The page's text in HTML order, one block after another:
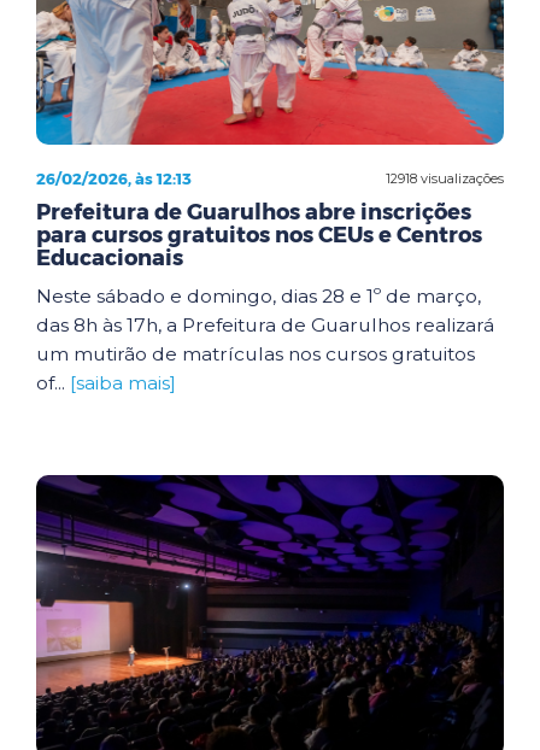
12918 visualizações
26/02/2026, às 12:13
Prefeitura de Guarulhos abre inscrições
para cursos gratuitos nos CEUs e Centros
Educacionais
Neste sábado e domingo, dias 28 e 1º de março,
das 8h às 17h, a Prefeitura de Guarulhos realizará
um mutirão de matrículas nos cursos gratuitos
of... [saiba mais]